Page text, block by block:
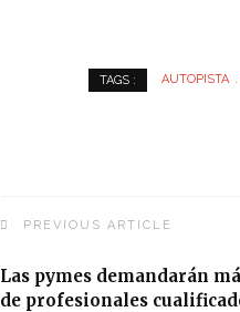
TAGS : AUTOPISTA
PREVIOUS ARTICLE
Las pymes demandarán
de profesionales